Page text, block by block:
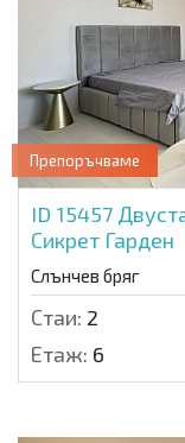
Препоръчваме
ID 15457
Сикрет Гарден
Слънчев бряг
Стаи: 2
Етаж: 6